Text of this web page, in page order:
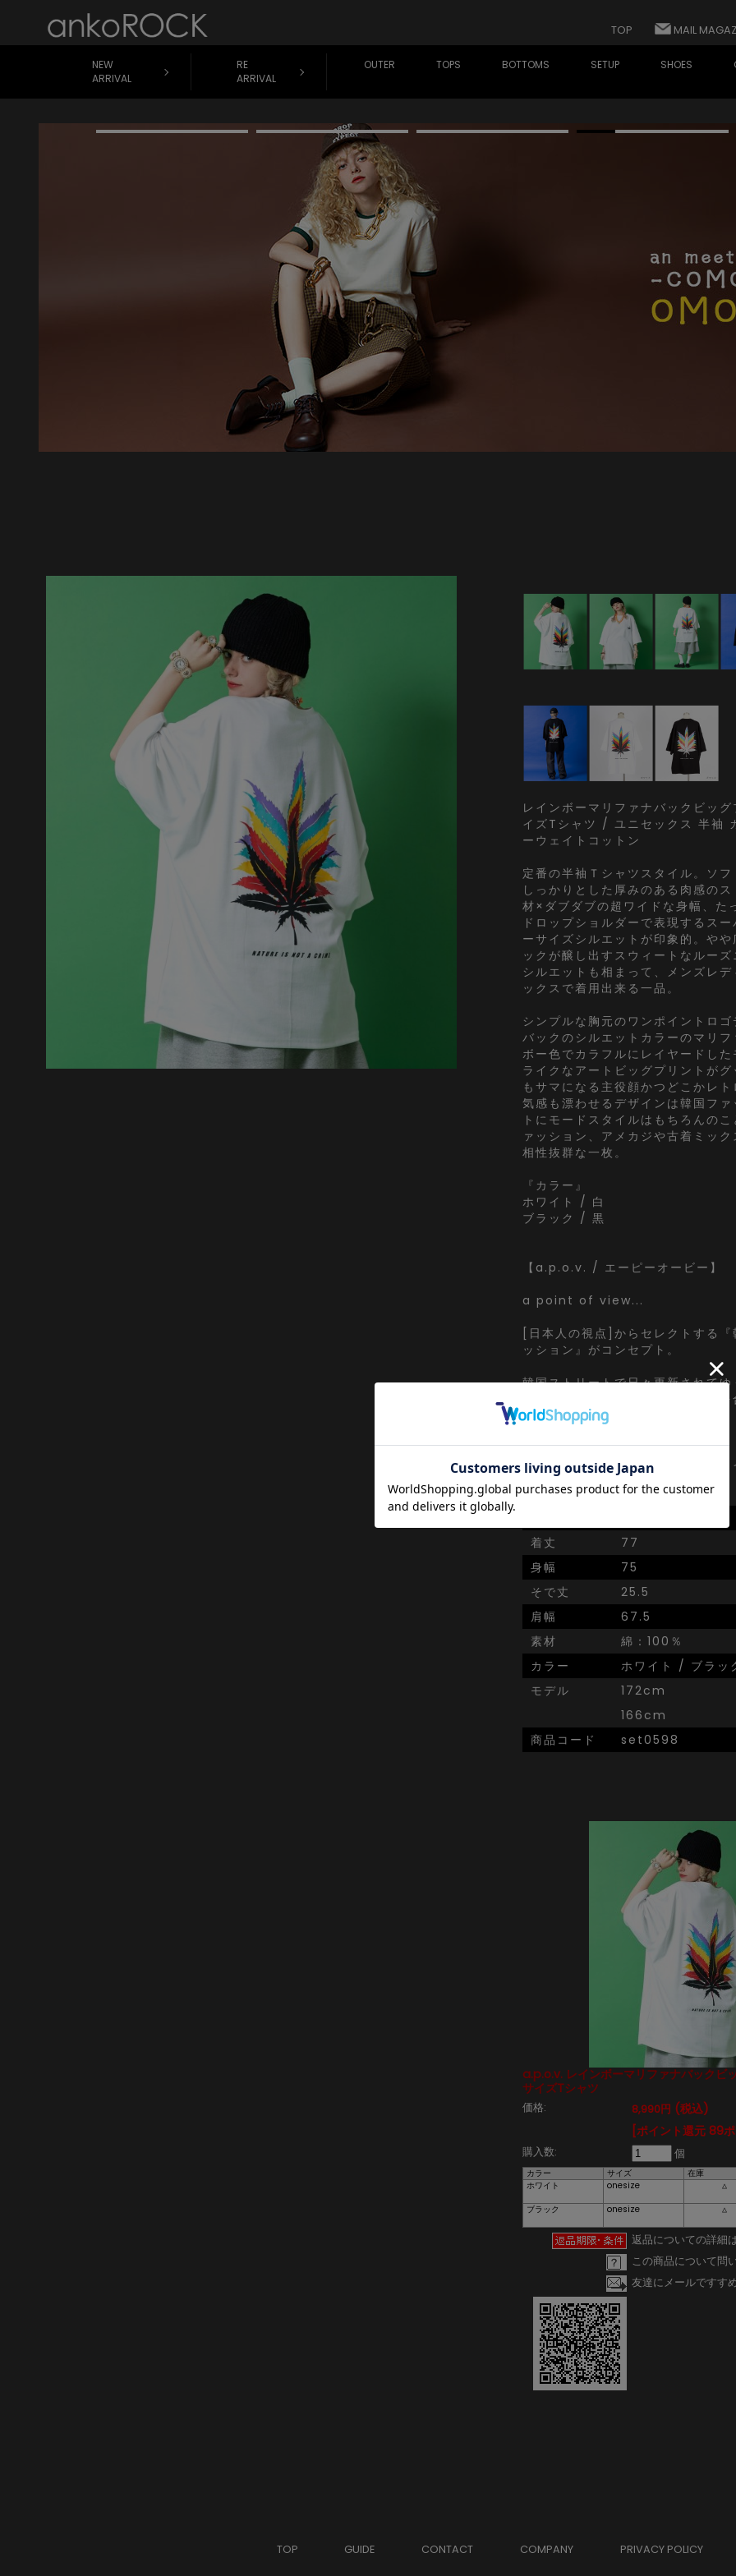
TOP MAIL
NEW
ARRIVAL
RE
ARRIVAL
OUTER TOPS BOTTOMS SETUP SHOES
レインボーマリファナバックビッ
イズTシャツ / ユニセックス 半袖
ーウェイトコットン
定番の半袖Ｔシャツスタイル。ソ
しっかりとした厚みのある肉感の
材×ダブダブの超ワイドな身幅、た
ドロップショルダーで表現するス
ーサイズシルエットが印象的。や
ックが醸し出すスウィートなルー
シルエットも相まって、メンズレ
ックスで着用出来る一品。
シンプルな胸元のワンポイントロ
バックのシルエットカラーのマリ
ボー色でカラフルにレイヤードし
ライクなアートビッグプリントが
もサマになる主役顔かつどこかレ
気感も漂わせるデザインは韓国フ
トにモードスタイルはもちろんの
ァッション、アメカジや古着ミッ
相性抜群な一枚。
『カラー』
ホワイト / 白
ブラック / 黒
【a.p.o.v. / エーピーオービー】
a point of view...
[日本人の視点]からセレクトする
ッション』がコンセプト。
韓国ストリートで日々更新されて
わりを眺めながらぼんやりと視点
ずにセレクト。
ぼーっと韓国ストリートシーンか
視点でアウトプット。
着丈
77
身幅
75
そで丈
25.5
肩幅
67.5
素材
綿：100％
カラー
ホワイト / ブラッ
モデル
172cm
166cm
商品コード
set0598
a.p.o.v. レインボーマリファナバックビ
サイズTシャツ
価格: 8,990円 (税込)
[ポイント還元 89
購入数: 個
カラー サイズ
在庫
ホワイト
onesize
△
ブラック
onesize △
返品についての詳細
この商品について問
友達にメールですす
TOP GUIDE CONTACT COMPANY PRIVACY POLICY